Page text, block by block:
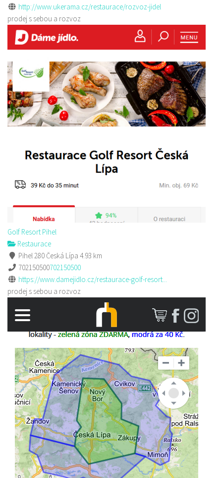
http://www.ukerama.cz/restaurace/rozvoz-jidel
prodej s sebou a rozvoz
Golf Resort Pihel
Restaurace
Pihel 280 Česká Lípa 4.93 km
702150500702150500
https://www.damejidlo.cz/restaurace-golf-resort...
prodej s sebou a rozvoz